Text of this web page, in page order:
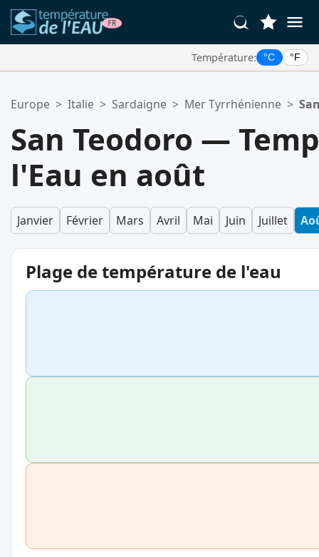
Température: °C °F
Votre liste de favoris est vide.
Europe > Italie > Sardaigne > Mer Tyrrhénienne >
San Teodoro —
l'Eau en août
Janvier Février Mars Avril Mai Juin Juillet
Plage de température de l'eau